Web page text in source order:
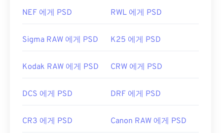
NEF 에게 PSD RWL 에게 PSD
Sigma RAW 에게 PSD K25 에게 PSD
Kodak RAW 에게 PSD CRW 에게 PSD
DCS 에게 PSD DRF 에게 PSD
CR3 에게 PSD Canon RAW 에게 PSD